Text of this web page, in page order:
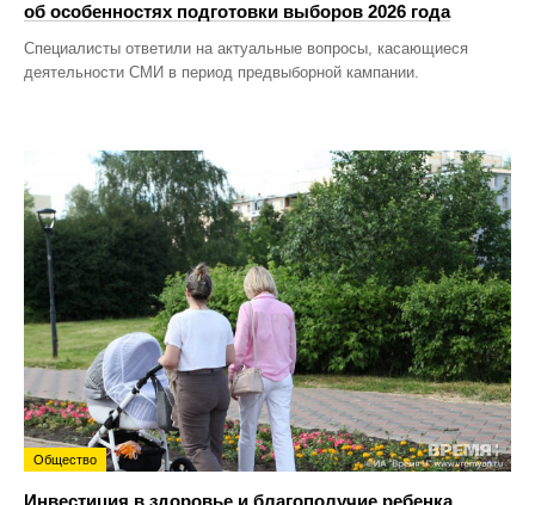
об особенностях подготовки выборов 2026 года
Специалисты ответили на актуальные вопросы, касающиеся
деятельности СМИ в период предвыборной кампании.
Общество